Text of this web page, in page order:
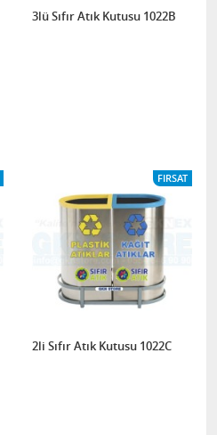
3lü Sıfır Atık Kutusu 1022B
FIRSAT
2li Sıfır Atık Kutusu 1022C